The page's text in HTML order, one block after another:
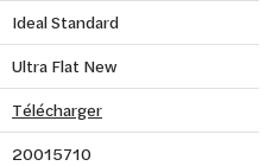
Ideal Standard
Ultra Flat New
Télécharger
20015710